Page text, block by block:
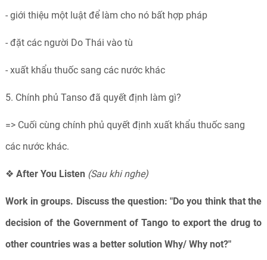
- giới thiệu một luật để làm cho nó bất hợp pháp
- đặt các người Do Thái vào tù
- xuất khẩu thuốc sang các nước khác
5. Chính phủ Tanso đã quyết định làm gì?
=> Cuối cùng chính phủ quyết định xuất khẩu thuốc sang
các nước khác.
❖ After You Listen (Sau khi nghe)
Work in groups. Discuss the question: "Do you think that the
decision of the Government of Tango to export the drug to
other countries was a better solution Why/ Why not?"